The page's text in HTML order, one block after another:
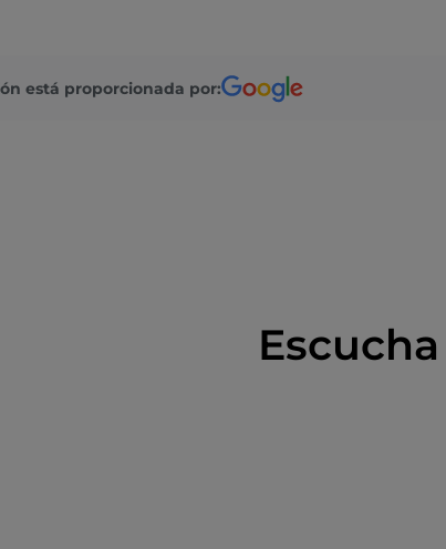
de la segunda mitad del siglo XVI. La iglesia
está proporcionada por: